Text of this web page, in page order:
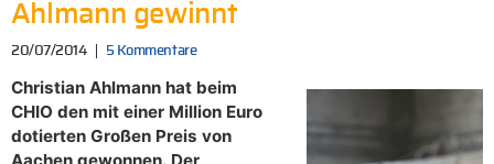
Ahlmann gewinnt
20/07/2014 5 Kommentare
Christian Ahlmann hat beim
CHIO den mit einer Million Euro
dotierten Großen Preis von
Aachen gewonnen. Der